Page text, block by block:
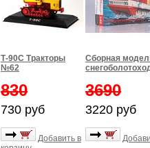
Т-90С Тракторы
№62
830
730 руб
Добавить в
Сборная
3690
3220 руб